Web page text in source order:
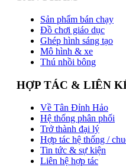
Sản phẩm bán chạy
Đồ chơi giáo dục
Ghép hình sáng tạo
Mô hình & xe
Thú nhồi bông
HỢP TÁC & LIÊN
Về Tân Đỉnh Hảo
Hệ thống phân phối
Trở thành đại lý
Hợp tác hệ thống /
Tin tức & sự kiện
Liên hệ hợp tác